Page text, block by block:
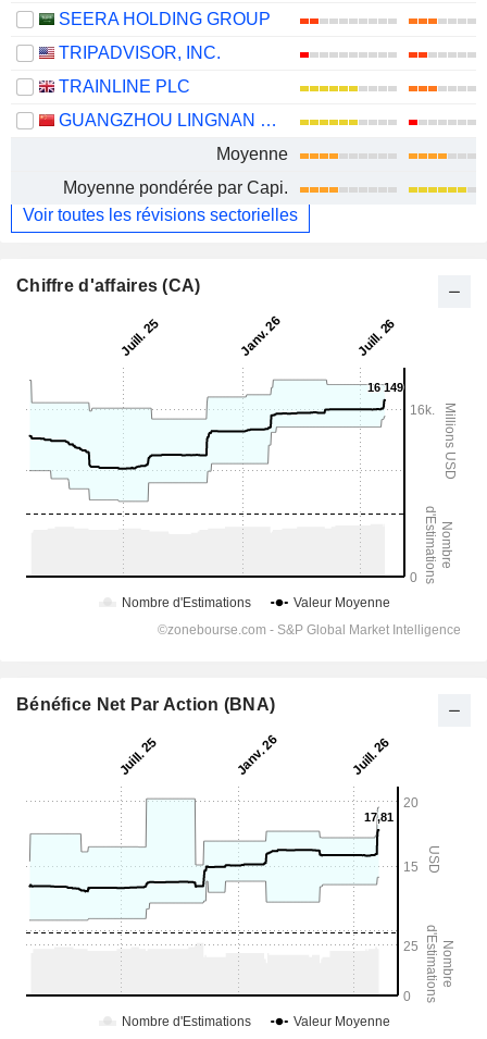
SEERA HOLDING GROUP
TRIPADVISOR, INC.
TRAINLINE PLC
GUANGZHOU LINGNAN GROUP HOLDINGS COMPANY LIMITED
Moyenne
Moyenne pondérée par Capi.
Voir toutes les révisions sectorielles
Chiffre d'affaires (CA)
Bénéfice Net Par Action (BNA)